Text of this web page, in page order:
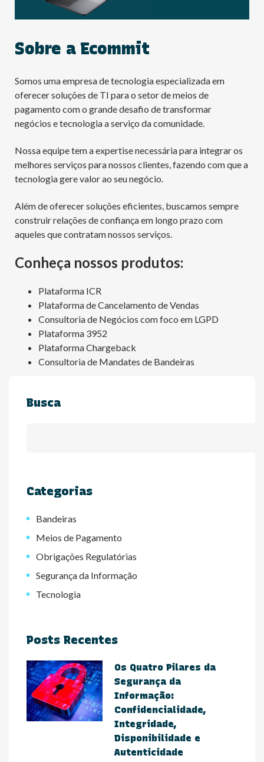
Sobre a Ecommit
Somos uma empresa de tecnologia especializada em
oferecer soluções de TI para o setor de meios de
pagamento com o grande desafio de transformar
negócios e tecnologia a serviço da comunidade.
Nossa equipe tem a expertise necessária para integrar os
melhores serviços para nossos clientes, fazendo com que a
tecnologia gere valor ao seu negócio.
Além de oferecer soluções eficientes, buscamos sempre
construir relações de confiança em longo prazo com
aqueles que contratam nossos serviços.
Conheça nossos produtos:
Plataforma ICR
Plataforma de Cancelamento de Vendas
Consultoria de Negócios com foco em LGPD
Plataforma 3952
Plataforma Chargeback
Consultoria de Mandates de Bandeiras
Busca
Categorias
Bandeiras
Meios de Pagamento
Obrigações Regulatórias
Segurança da Informação
Tecnologia
Posts Recentes
Os Quatro Pilares da
Segurança da
Informação:
Confidencialidade,
Integridade,
Disponibilidade e
Autenticidade